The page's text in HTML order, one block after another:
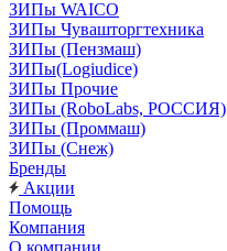
ЗИПы WAICO
ЗИПы Чувашторгтехника
ЗИПы (Пензмаш)
ЗИПы(Logiudice)
ЗИПы Прочие
ЗИПы (RoboLabs, РОССИЯ)
ЗИПы (Проммаш)
ЗИПы (Снеж)
Бренды
Акции
Помощь
Компания
О компании